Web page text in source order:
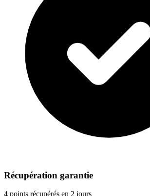
Récupération garantie
4 points récupérés en 2 jours